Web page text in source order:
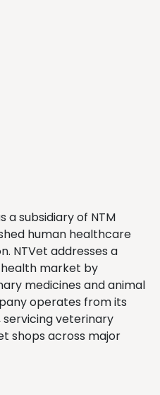
a subsidiary of NTM
human healthcare
NTVet addresses a
market by
medicines and animal
operates from its
veterinary
shops across major